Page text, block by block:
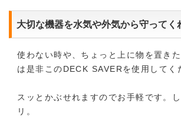
大切な機器を水気や外気から守ってく
使わない時や、ちょっと上に物を置き
は是非このDECK SAVERを使用してく
スッとかぶせれますのでお手軽です。
リ。